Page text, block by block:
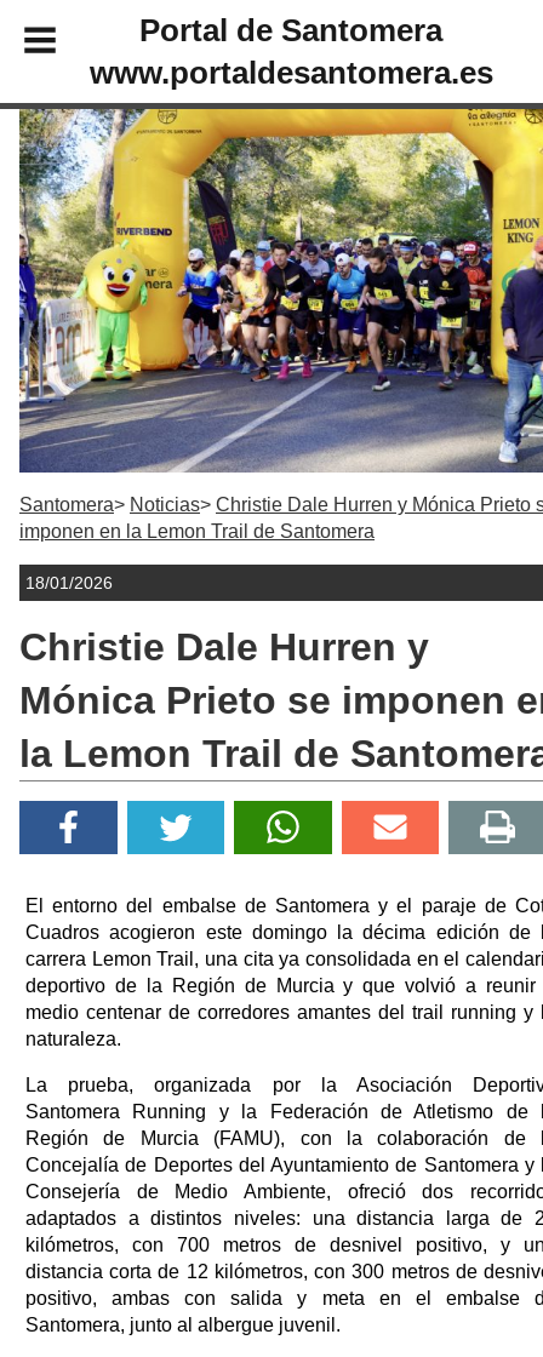
Portal de Santomera
www.portaldesantomera.es
Santomera Noticias
Christie Dale Hurren y Mónica Prieto
imponen en la Lemon Trail de Santomera
18/01/2026
Christie Dale Hurren y
Mónica Prieto se imponen
la Lemon Trail de
El entorno del embalse de Santomera y el paraje de
Cuadros acogieron este domingo la décima edición de
carrera Lemon Trail, una cita ya consolidada en el
deportivo de la Región de Murcia y que volvió a reunir
medio centenar de corredores amantes del trail running y
naturaleza.
La prueba, organizada por la Asociación
Santomera Running y la Federación de Atletismo de
Región de Murcia (FAMU), con la colaboración de
Concejalía de Deportes del Ayuntamiento de Santomera y
Consejería de Medio Ambiente, ofreció dos
adaptados a distintos niveles: una distancia larga de
kilómetros, con 700 metros de desnivel positivo, y
distancia corta de 12 kilómetros, con 300 metros de
positivo, ambas con salida y meta en el embalse
Santomera, junto al albergue juvenil.